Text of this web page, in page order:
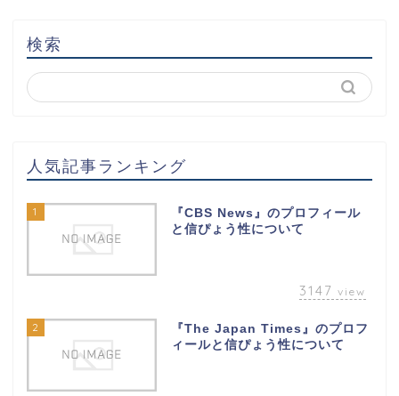
検索
人気記事ランキング
1
『CBS News』のプロフィール
と信ぴょう性について
3147 view
2
『The Japan Times』のプロフ
ィールと信ぴょう性について